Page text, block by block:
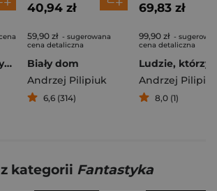
Historia alternatywna
40,94 zł
59,90 zł - sugerowana
cena detaliczna
Biały dom
Andrzej Pilipiuk
6,6 (314)
69,83 zł
99,90 zł -
cena detaliczna
Andrzej
8,0 (1)
kategorii Fantastyka